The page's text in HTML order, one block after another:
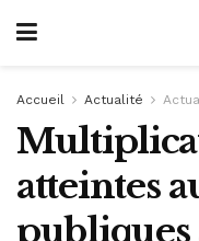
Accueil Actualité
atteintes
publiques